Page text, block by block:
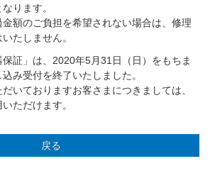
ります。
額のご負担を希望されない場合は、修理
たしません。
証」は、2020年5月31日（日）をもちま
み受付を終了いたしました。
いておりますお客さまにつきましては、
ただけます。
戻る